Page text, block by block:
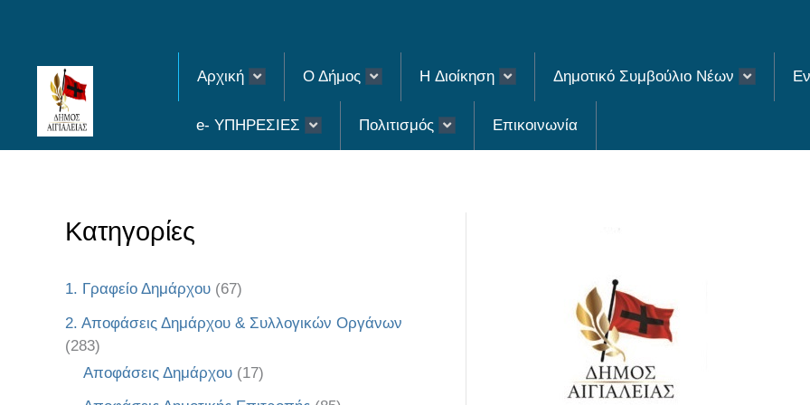
content
Αρχική Ο Δήμος H Διοίκηση Δημοτικό Συμβούλιο Νέων
e- ΥΠΗΡΕΣΙΕΣ Πολιτισμός Επικοινωνία
Κατηγορίες
1. Γραφείο Δημάρχου (67)
2. Αποφάσεις Δημάρχου & Συλλογικών Οργάνων
(283)
Αποφάσεις Δημάρχου (17)